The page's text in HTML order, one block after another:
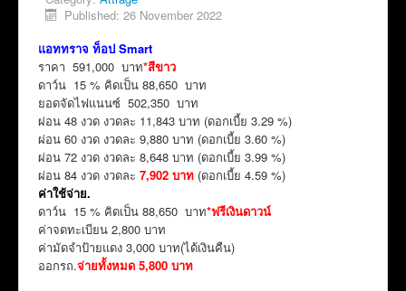
Published: 26 November 2022
แอททราจ ท็อป Smart
ราคา 591,000 บาท*สีขาว
ดาว์น 15 % คิดเป็น 88,650 บาท
ยอดจัดไฟแนนซ์ 502,350 บาท
ผ่อน 48 งวด งวดละ 11,843 บาท (ดอกเบี้ย 3.29 %)
ผ่อน 60 งวด งวดละ 9,880 บาท (ดอกเบี้ย 3.60 %)
ผ่อน 72 งวด งวดละ 8,648 บาท (ดอกเบี้ย 3.99 %)
ผ่อน 84 งวด งวดละ 7,902 บาท (ดอกเบี้ย 4.59 %)
ค่าใช้จ่าย.
ดาว์น 15 % คิดเป็น 88,650 บาท*ฟรีเงินดาวน์
ค่าจดทะเบียน 2,800 บาท
ค่ามัดจำป้ายแดง 3,000 บาท(ได้เงินคืน)
ออกรถ.จ่ายทั้งหมด 5,800 บาท